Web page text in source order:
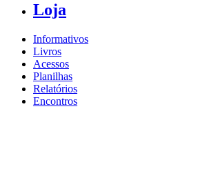
Loja
Informativos
Livros
Acessos
Planilhas
Relatórios
Encontros